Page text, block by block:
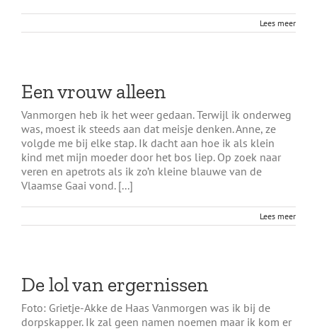
Lees meer
Een vrouw alleen
Vanmorgen heb ik het weer gedaan. Terwijl ik onderweg
was, moest ik steeds aan dat meisje denken. Anne, ze
volgde me bij elke stap. Ik dacht aan hoe ik als klein
kind met mijn moeder door het bos liep. Op zoek naar
veren en apetrots als ik zo’n kleine blauwe van de
Vlaamse Gaai vond. [...]
Lees meer
De lol van ergernissen
Foto: Grietje-Akke de Haas Vanmorgen was ik bij de
dorpskapper. Ik zal geen namen noemen maar ik kom er